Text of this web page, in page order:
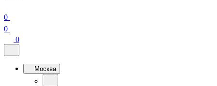
0
0
0
Москва